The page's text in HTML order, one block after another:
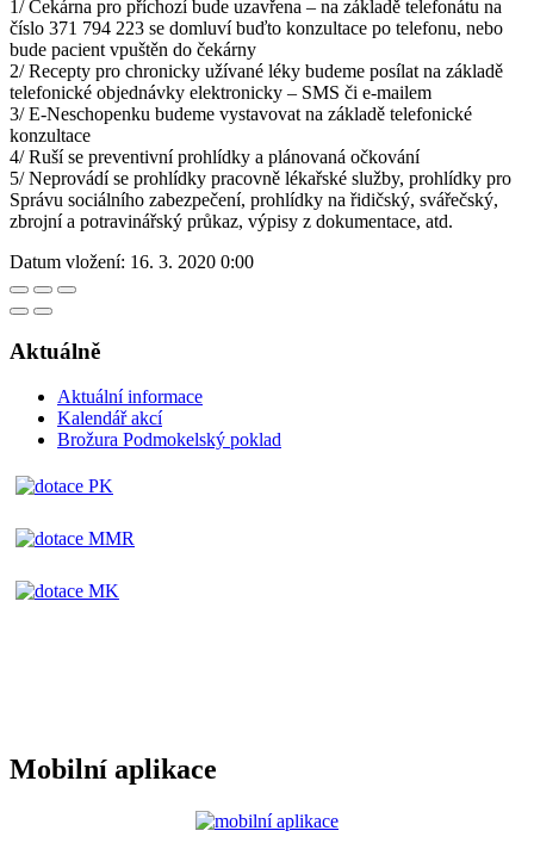
1/ Čekárna pro příchozí bude uzavřena – na základě telefonátu na
číslo 371 794 223 se domluví buďto konzultace po telefonu, nebo
bude pacient vpuštěn do čekárny
2/ Recepty pro chronicky užívané léky budeme posílat na základě
telefonické objednávky elektronicky – SMS či e-mailem
3/ E-Neschopenku budeme vystavovat na základě telefonické
konzultace
4/ Ruší se preventivní prohlídky a plánovaná očkování
5/ Neprovádí se prohlídky pracovně lékařské služby, prohlídky pro
Správu sociálního zabezpečení, prohlídky na řidičský, svářečský,
zbrojní a potravinářský průkaz, výpisy z dokumentace, atd.
Datum vložení: 16. 3. 2020 0:00
Aktuálně
Aktuální informace
Kalendář akcí
Brožura Podmokelský poklad
Mobilní aplikace